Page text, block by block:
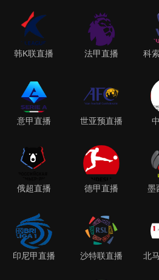
韩K联直播 法甲直播 科
意甲直播 世亚预直播
俄超直播 德甲直播 墨
印尼甲直播 沙特联直播 北